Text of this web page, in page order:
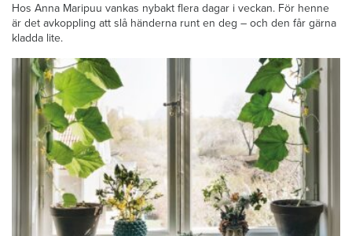
Hos Anna Maripuu vankas nybakt flera dagar i veckan. För henne
är det avkoppling att slå händerna runt en deg – och den får gärna
kladda lite.